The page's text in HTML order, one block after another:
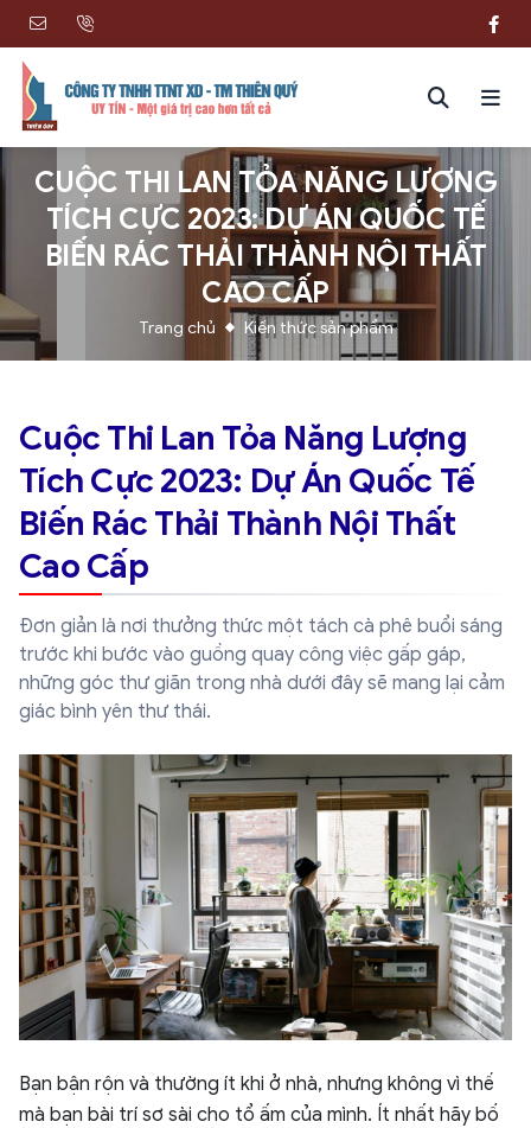
CUỘC THI LAN TỎA NĂNG LƯỢNG
TÍCH CỰC 2023: DỰ ÁN QUỐC TẾ
BIẾN RÁC THẢI THÀNH NỘI THẤT
CAO CẤP
Trang chủ Kiến thức sản phẩm
Cuộc Thi Lan Tỏa Năng Lượng
Tích Cực 2023: Dự Án Quốc Tế
Biến Rác Thải Thành Nội Thất
Cao Cấp
Đơn giản là nơi thưởng thức một tách cà phê buổi sáng
trước khi bước vào guồng quay công việc gấp gáp,
những góc thư giãn trong nhà dưới đây sẽ mang lại cảm
giác bình yên thư thái.
Bạn bận rộn và thường ít khi ở nhà, nhưng không vì thế
mà bạn bài trí sơ sài cho tổ ấm của mình. Ít nhất hãy bố